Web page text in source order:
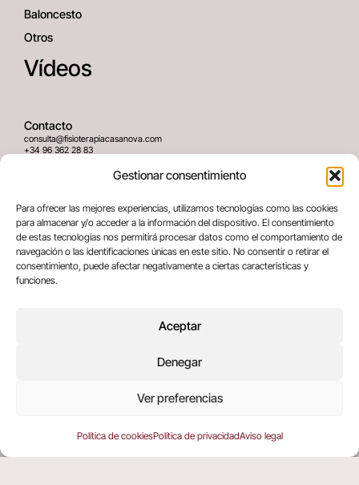
Gestionar consentimiento
Para ofrecer las mejores experiencias, utilizamos tecnologías como las cookies
para almacenar y/o acceder a la información del dispositivo. El consentimiento
de estas tecnologías nos permitirá procesar datos como el comportamiento de
navegación o las identificaciones únicas en este sitio. No consentir o retirar el
consentimiento, puede afectar negativamente a ciertas características y
funciones.
Aceptar
Denegar
Ver preferencias
Política de cookiesPolítica de privacidadAviso legal
Baloncesto
Otros
Vídeos
Contacto
consulta@fisioterapiacasanova.com
+34 96 362 28 83
Dirección
C/ Greses Nº12 (Bajo) 46020
Valencia, España
Términos legales